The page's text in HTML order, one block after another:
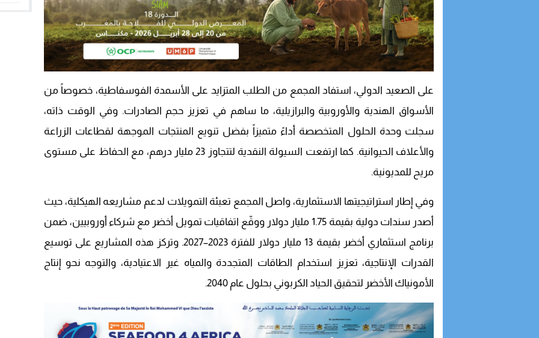
على الصعيد الدولي، استفاد المجمع من الطلب المتزايد على الأسمدة الفوسفاطية، خصوصاً من
الأسواق الهندية والأوروبية والبرازيلية، ما ساهم في تعزيز حجم الصادرات. وفي الوقت ذاته،
سجلت وحدة الحلول المتخصصة أداءً متميزاً بفضل تنويع المنتجات الموجهة لقطاعات الزراعة
والأعلاف الحيوانية. كما ارتفعت السيولة النقدية لتتجاوز 23 مليار درهم، مع الحفاظ على مستوى
مريح للمديونية.
وفي إطار استراتيجيتها الاستثمارية، واصل المجمع تعبئة التمويلات لدعم مشاريعه الهيكلية، حيث
أصدر سندات دولية بقيمة 1.75 مليار دولار ووقّع اتفاقيات تمويل أخضر مع شركاء أوروبيين، ضمن
برنامج استثماري أخضر بقيمة 13 مليار دولار للفترة 2023–2027. وتركز هذه المشاريع على توسيع
القدرات الإنتاجية، تعزيز استخدام الطاقات المتجددة والمياه غير الاعتيادية، والتوجه نحو إنتاج
الأمونياك الأخضر لتحقيق الحياد الكربوني بحلول عام 2040.